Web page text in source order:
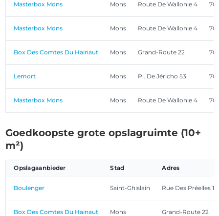
Masterbox Mons Mons Route De Wallonie 4
Masterbox Mons Mons Route De Wallonie 4
Box Des Comtes Du Hainaut Mons Grand-Route 22
Lemort Mons Pl. De Jéricho 53
Masterbox Mons Mons Route De Wallonie 4
Goedkoopste grote opslagruimte (10+
m²)
Opslagaanbieder Stad Adres
Boulenger Saint-Ghislain Rue Des Préelles 16
Box Des Comtes Du Hainaut Mons Grand-Route 22